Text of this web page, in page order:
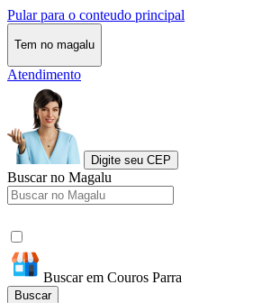
Pular para o conteudo principal
Tem no magalu
Atendimento
Digite seu CEP
Buscar no Magalu
Buscar em Couros Parra
Buscar